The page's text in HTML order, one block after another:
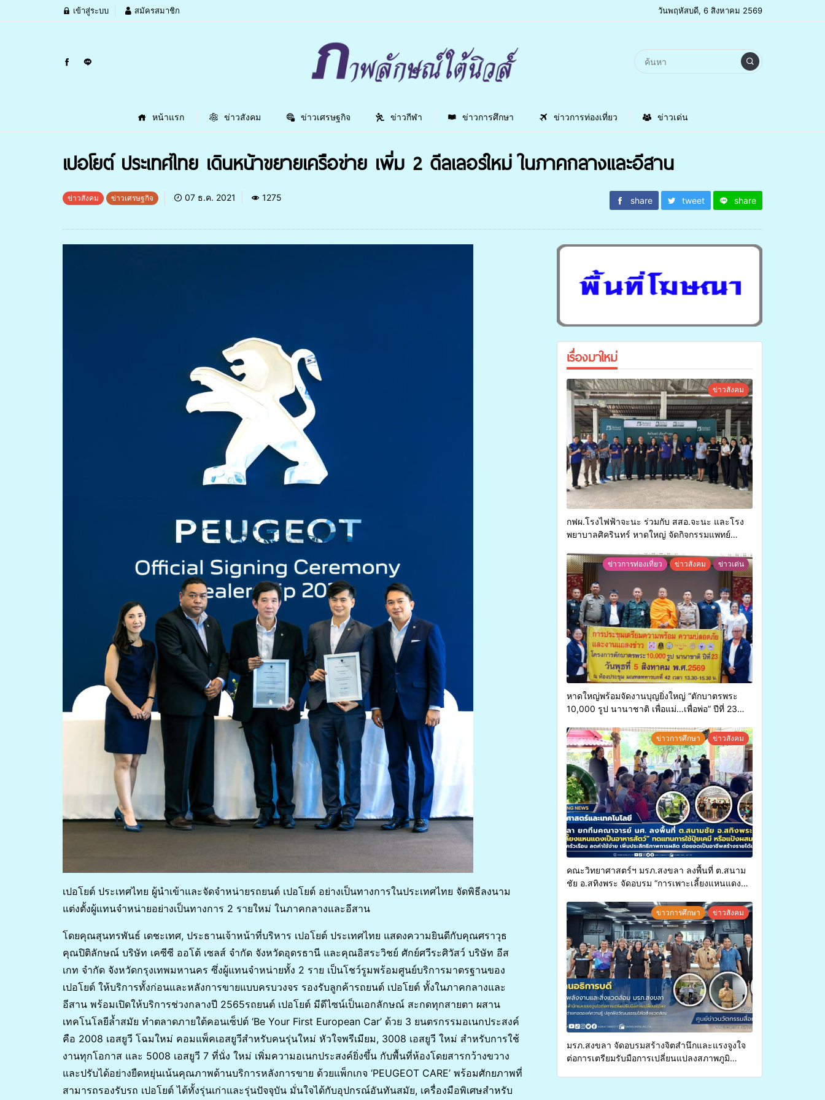
เข้าสู่ระบบ สมัครสมาชิก วันพฤหัสบดี, 6 สิงหาคม 2569
หน้าแรก ข่าวสังคม ข่าวเศรษฐกิจ ข่าวกีฬา ข่าวการศึกษา ข่าวการท่องเที่ยว ข่าวเด่น
เปอโยต์ ประเทศไทย เดินหน้าขยายเครือข่าย เพิ่ม 2 ดีลเลอร์ใหม่ ในภาคกลางและอีสาน
ข่าวสังคม ข่าวเศรษฐกิจ 07 ธ.ค. 2021 1275 share tweet share
เปอโยต์ ประเทศไทย ผู้นำเข้าและจัดจำหน่ายรถยนต์ เปอโยต์ อย่างเป็นทางการในประเทศไทย จัดพิธีลงนาม
แต่งตั้งผู้แทนจำหน่ายอย่างเป็นทางการ 2 รายใหม่ ในภาคกลางและอีสาน
โดยคุณสุนทรพันธ์ เดชะเทศ, ประธานเจ้าหน้าที่บริหาร เปอโยต์ ประเทศไทย แสดงความยินดีกับคุณศราวุธ
คุณปิติลักษณ์ บริษัท เคซีซี ออโต้ เซลส์ จำกัด จังหวัดอุดรธานี และคุณอิสระวิชย์ ศักย์ศวีระศิวัสว์ บริษัท อีส
เกท จำกัด จังหวัดกรุงเทพมหานคร ซึ่งผู้แทนจำหน่ายทั้ง 2 ราย เป็นโชว์รูมพร้อมศูนย์บริการมาตรฐานของ
เปอโยต์ ให้บริการทั้งก่อนและหลังการขายแบบครบวงจร รองรับลูกค้ารถยนต์ เปอโยต์ ทั้งในภาคกลางและ
อีสาน พร้อมเปิดให้บริการช่วงกลางปี 2565รถยนต์ เปอโยต์ มีดีไซน์เป็นเอกลักษณ์ สะกดทุกสายตา ผสาน
เทคโนโลยีล้ำสมัย ทำตลาดภายใต้คอนเซ็ปต์ ‘Be Your First European Car’ ด้วย 3 ยนตรกรรมอเนกประสงค์
คือ 2008 เอสยูวี โฉมใหม่ คอมแพ็คเอสยูวีสำหรับคนรุ่นใหม่ หัวใจพรีเมียม, 3008 เอสยูวี ใหม่ สำหรับการใช้
งานทุกโอกาส และ 5008 เอสยูวี 7 ที่นั่ง ใหม่ เพิ่มความอเนกประสงค์ยิ่งขึ้น กับพื้นที่ห้องโดยสารกว้างขวาง
และปรับได้อย่างยืดหยุ่นเน้นคุณภาพด้านบริการหลังการขาย ด้วยแพ็กเกจ ‘PEUGEOT CARE’ พร้อมศักยภาพที่
สามารถรองรับรถ เปอโยต์ ได้ทั้งรุ่นเก่าและรุ่นปัจจุบัน มั่นใจได้กับอุปกรณ์อันทันสมัย, เครื่องมือพิเศษสำหรับ
เรื่องมาใหม่
ข่าวสังคม
กฟผ.โรงไฟฟ้าจะนะ ร่วมกับ สสอ.จะนะ และโรง
พยาบาลศิครินทร์ หาดใหญ่ จัดกิจกรรมแพทย์
ข่าวการท่องเที่ยว ข่าวสังคม ข่าวเด่น
หาดใหญ่พร้อมจัดงานบุญยิ่งใหญ่ “ตักบาตรพระ
10,000 รูป นานาชาติ เพื่อแม่…เพื่อพ่อ” ปีที่ 23
ประเพณีแห่งศรัทธา
ข่าวการศึกษา ข่าวสังคม
คณะวิทยาศาสตร์ฯ มรภ.สงขลา ลงพื้นที่ ต.สนาม
ชัย อ.สทิงพระ จัดอบรม “การเพาะเลี้ยงแหนแดง
ประสิทธิภาพการผลิต ต่อยอดสู่อาชีพเสริมใน
อนาคต
ข่าวการศึกษา ข่าวสังคม
มรภ.สงขลา จัดอบรมสร้างจิตสำนึกและแรงจูงใจ
ต่อการเตรียมรับมือการเปลี่ยนแปลงสภาพภูมิ